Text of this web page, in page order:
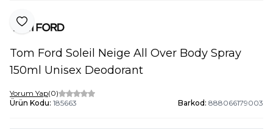
Favoriye Ekle
Tom Ford Soleil Neige All Over Body Spray
150ml Unisex Deodorant
Yorum Yap(0)
Ürün Kodu: 185663 Barkod: 888066179003